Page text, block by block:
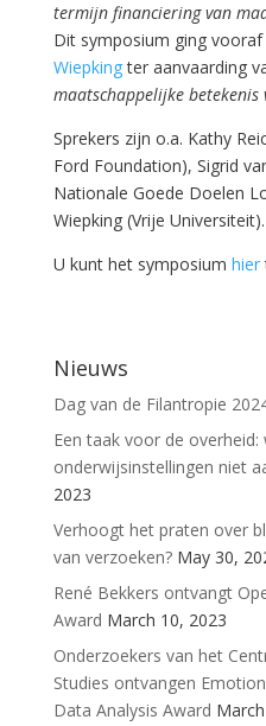
termijn financiering van
Dit symposium ging vooraf
Wiepkingter aanvaarding
maatschappelijke
Sprekers zijn o.a. Kathy
Ford Foundation), Sigrid
Nationale Goede Doelen
Wiepking (Vrije Universiteit).
U kunt het symposium hier
Nieuws
Dag van de Filantropie
Een taak voor de
onderwijsinstellingen niet
2023
Verhoogt het praten over
van verzoeken? May 30,
René Bekkers ontvangt
Award March 10, 2023
Onderzoekers van het
Studies ontvangen
Data Analysis Award